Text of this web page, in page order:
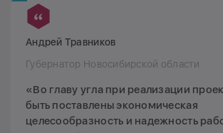
Андрей Травников
Губернатор Новосибирской области
«Во главу угла при реализации
быть поставлены экономическая
целесообразность и надежность